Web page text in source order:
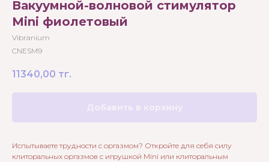
Вакуумной-волновой стимулятор
Mini фиолетовый
Vibranium
CNESM9
11340,00 тг.
Испытываете трудности с оргазмом? Откройте для себя силу
клиторальных оргазмов с игрушкой Mini или клиторальным